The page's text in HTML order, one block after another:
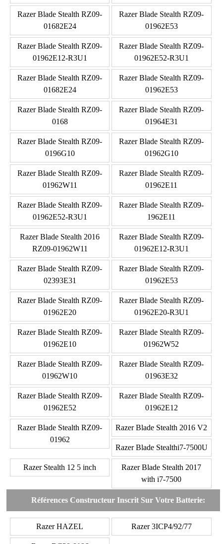
Razer Blade Stealth RZ09-
01682E24
Razer Blade Stealth RZ09-
01962E53
Razer Blade Stealth RZ09-
01962E12-R3U1
Razer Blade Stealth RZ09-
01962E52-R3U1
Razer Blade Stealth RZ09-
01682E24
Razer Blade Stealth RZ09-
01962E53
Razer Blade Stealth RZ09-
0168
Razer Blade Stealth RZ09-
01964E31
Razer Blade Stealth RZ09-
0196G10
Razer Blade Stealth RZ09-
01962G10
Razer Blade Stealth RZ09-
01962W11
Razer Blade Stealth RZ09-
01962E11
Razer Blade Stealth RZ09-
01962E52-R3U1
Razer Blade Stealth RZ09-
1962E11
Razer Blade Stealth 2016
RZ09-01962W11
Razer Blade Stealth RZ09-
01962E12-R3U1
Razer Blade Stealth RZ09-
02393E31
Razer Blade Stealth RZ09-
01962E53
Razer Blade Stealth RZ09-
01962E20
Razer Blade Stealth RZ09-
01962E20-R3U1
Razer Blade Stealth RZ09-
01962E10
Razer Blade Stealth RZ09-
01962W52
Razer Blade Stealth RZ09-
01962W10
Razer Blade Stealth RZ09-
01963E32
Razer Blade Stealth RZ09-
01962E52
Razer Blade Stealth RZ09-
01962E12
Razer Blade Stealth RZ09-
01962
Razer Blade Stealth 2016 V2
Razer Blade Stealthi7-7500U
Razer Stealth 12 5 inch
Razer Blade Stealth 2017
with i7-7500
Références Constructeur Inscrit Sur Votre Batterie:
Razer HAZEL Razer 3ICP4/92/77